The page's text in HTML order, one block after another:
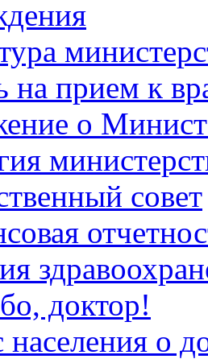
на прием к
о
совет
доктор!
о